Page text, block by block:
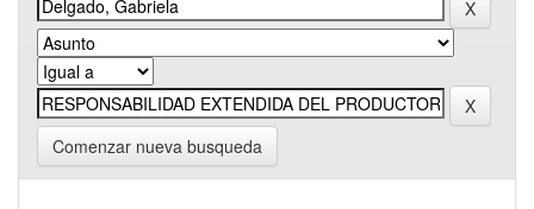
Comenzar nueva busqueda